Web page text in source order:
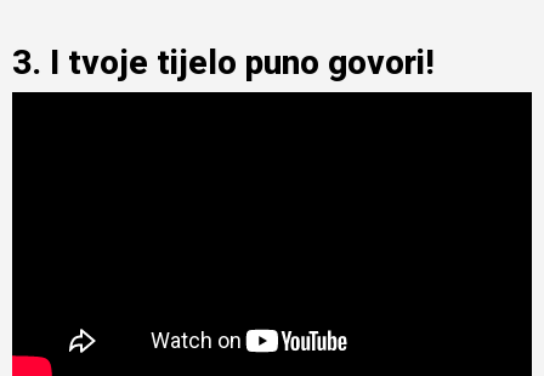
3. I tvoje tijelo puno govori!